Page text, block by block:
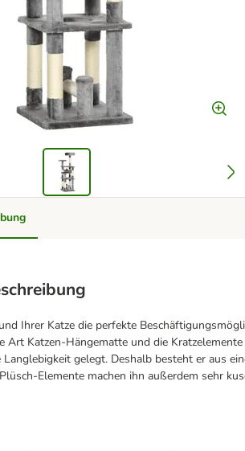
Ihrer Katze die perfekte
Art Katzen-Hängematte und die
gelegt. Deshalb besteht er aus
Elemente machen ihn außerdem sehr